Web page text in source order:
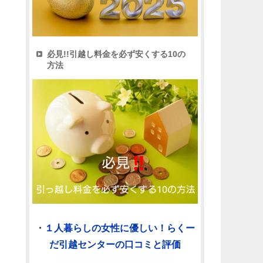
必見!!引越し料金を必ず安くする10の
方法
・ １人暮らしの女性に優しい！らくー
だ引越センターの口コミと評価